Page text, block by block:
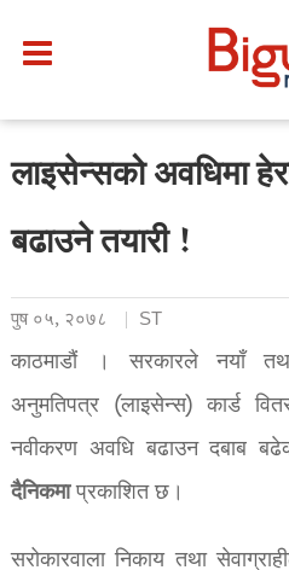
लाइसेन्सको अवधिमा
बढाउने तयारी !
पुष ०५, २०७८ ST
काठमाडौं । सरकारले नयाँ
अनुमतिपत्र (लाइसेन्स) कार्ड
नवीकरण अवधि बढाउन दबाब
दैनिकमाप्रकाशित छ।
सरोकारवाला निकाय तथा